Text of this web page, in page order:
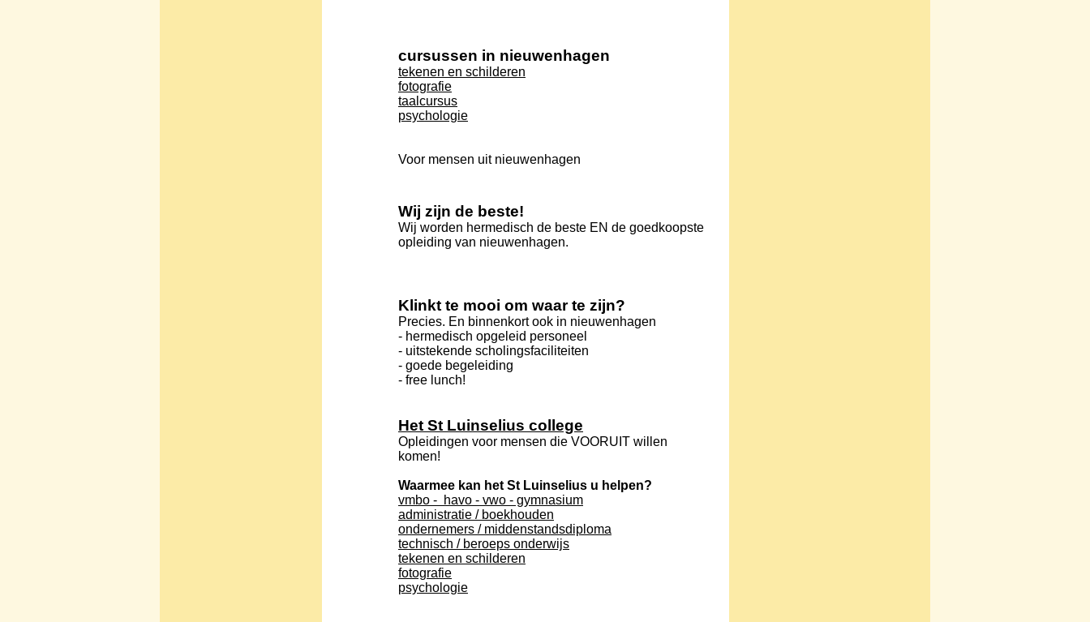
cursussen in nieuwenhagen
tekenen en schilderen
fotografie
taalcursus
psychologie
Voor mensen uit nieuwenhagen
Wij zijn de beste!
Wij worden hermedisch de beste EN de goedkoopste
opleiding van nieuwenhagen.
Klinkt te mooi om waar te zijn?
Precies. En binnenkort ook in nieuwenhagen
- hermedisch opgeleid personeel
- uitstekende scholingsfaciliteiten
- goede begeleiding
- free lunch!
Het St Luinselius college
Opleidingen voor mensen die VOORUIT willen
komen!
Waarmee kan het St Luinselius u helpen?
vmbo - havo - vwo - gymnasium
administratie / boekhouden
ondernemers / middenstandsdiploma
technisch / beroeps onderwijs
tekenen en schilderen
fotografie
psychologie